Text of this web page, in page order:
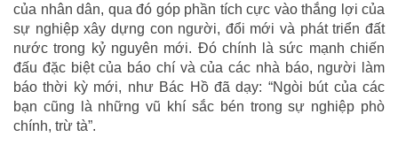
của nhân dân, qua đó góp phần tích cực vào thắng lợi của
sự nghiệp xây dựng con người, đổi mới và phát triển đất
nước trong kỷ nguyên mới. Đó chính là sức mạnh chiến
đấu đặc biệt của báo chí và của các nhà báo, người làm
báo thời kỳ mới, như Bác Hồ đã dạy: “Ngòi bút của các
bạn cũng là những vũ khí sắc bén trong sự nghiệp phò
chính, trừ tà”.